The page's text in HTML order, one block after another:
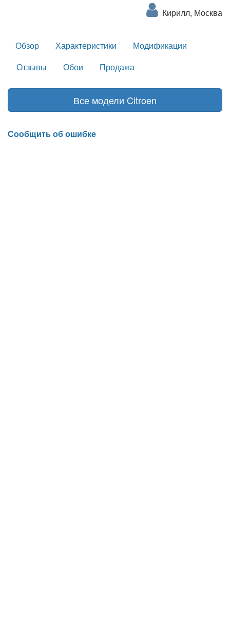
Кирилл, Москва
Обзор Характеристики
Модификации
Отзывы
Обои Продажа
Все модели Citroen
Сообщить об ошибке